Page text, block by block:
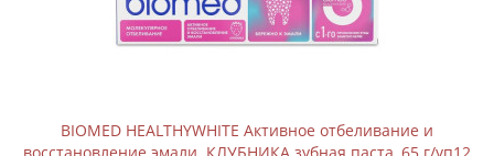
BIOMED HEALTHYWHITE Активное отбеливание и